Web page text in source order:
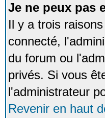
Je ne peux pas
Il y a trois
connecté,
du forum ou
privés. Si vous
l'administrateur
Revenir en haut